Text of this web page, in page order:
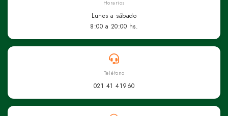
Horarios
Lunes a sábado
8:00 a 20:00 hs.
Teléfono
021 41 41960